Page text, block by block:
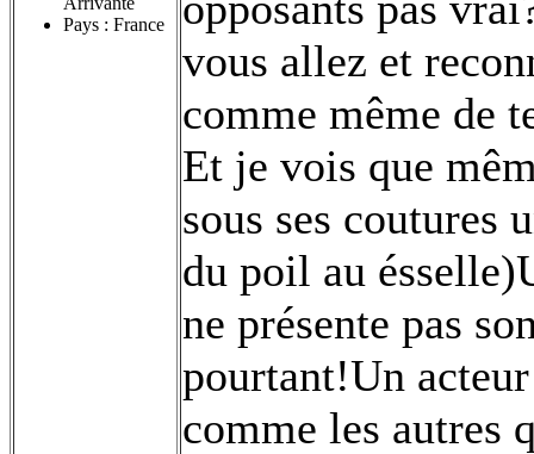
Pays : France
vous allez et
comme même de
Et je vois que
sous ses coutures
du poil au
ne présente pas
pourtant!Un
comme les autres